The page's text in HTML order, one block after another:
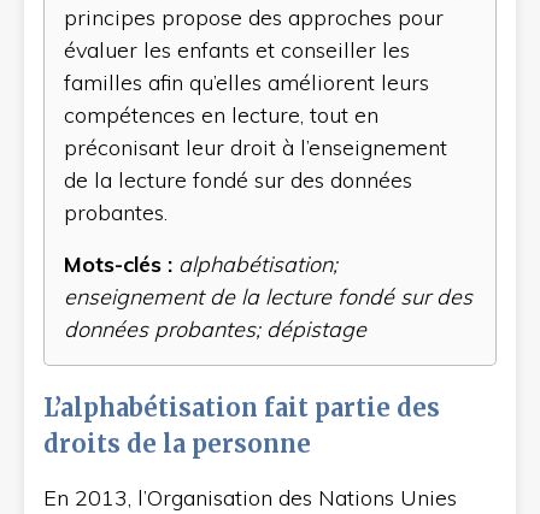
principes propose des approches pour
évaluer les enfants et conseiller les
familles afin qu’elles améliorent leurs
compétences en lecture, tout en
préconisant leur droit à l’enseignement
de la lecture fondé sur des données
probantes.
Mots-clés : alphabétisation;
enseignement de la lecture fondé sur des
données probantes; dépistage
L’alphabétisation fait partie des
droits de la personne
En 2013, l’Organisation des Nations Unies